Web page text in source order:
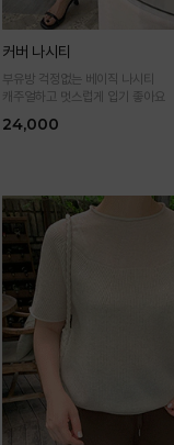
커버 나시티
부유방 걱정없는 베이직 나시티
캐주얼하고 멋스럽게 입기 좋아요
24,000